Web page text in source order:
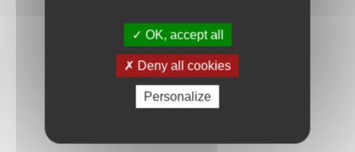
OK, accept all
Deny all cookies
Personalize